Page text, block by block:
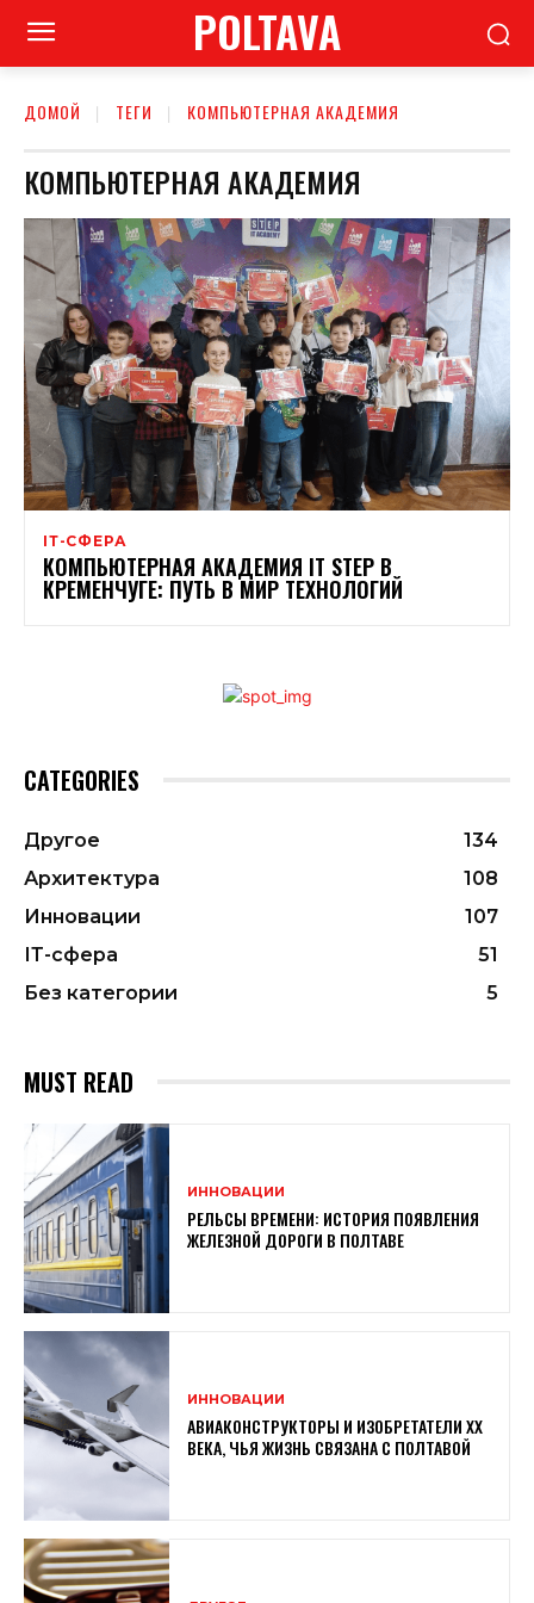
POLTAVA
ДОМОЙ ТЕГИ КОМПЬЮТЕРНАЯ АКАДЕМИЯ
КОМПЬЮТЕРНАЯ АКАДЕМИЯ
ІТ-СФЕРА
КОМПЬЮТЕРНАЯ АКАДЕМИЯ IT STEP В
КРЕМЕНЧУГЕ: ПУТЬ В МИР ТЕХНОЛОГИЙ
CATEGORIES
Другое
134
Архитектура
108
Инновации
107
ІТ-сфера
51
Без категории
5
MUST READ
ИННОВАЦИИ
РЕЛЬСЫ ВРЕМЕНИ: ИСТОРИЯ ПОЯВЛЕНИЯ
ЖЕЛЕЗНОЙ ДОРОГИ В ПОЛТАВЕ
ИННОВАЦИИ
АВИАКОНСТРУКТОРЫ И ИЗОБРЕТАТЕЛИ XX
ВЕКА, ЧЬЯ ЖИЗНЬ СВЯЗАНА С ПОЛТАВОЙ